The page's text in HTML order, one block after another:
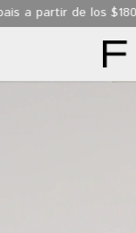
partir de los